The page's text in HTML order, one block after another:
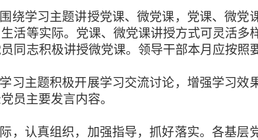
绕学习主题讲授党课、微党课，党课、微党
活等实际。党课、微党课讲授方式可灵活多
同志积极讲授微党课。领导干部本月应按照
习主题积极开展学习交流讨论，增强学习效
员主要发言内容。
，认真组织，加强指导，抓好落实。各基层